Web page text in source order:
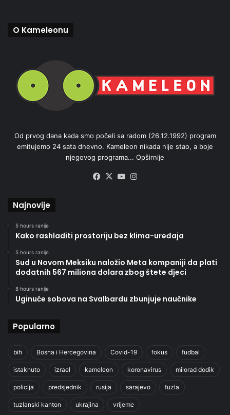
O Kameleonu
Od prvog dana kada smo počeli sa radom (26.12.1992) program
emitujemo 24 sata dnevno. Kameleon nikada nije stao, a boje
njegovog programa... Opširnije
Facebook
X YouTube
Najnovije
5 hours ranije
Kako rashladiti prostoriju bez klima-uređaja
5 hours ranije
Sud u Novom Meksiku naložio Meta kompaniji da plati
dodatnih 567 miliona dolara zbog štete djeci
8 hours ranije
Uginuće sobova na Svalbardu zbunjuje naučnike
Popularno
bih Bosna i Hercegovina Covid-19 fokus fudbal
istaknuto izrael kameleon koronavirus milorad dodik
policija predsjednik rusija sarajevo tuzla
tuzlanski kanton ukrajina vrijeme